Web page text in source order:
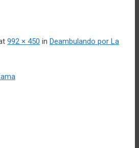
992 × 450 in Deambulando por La